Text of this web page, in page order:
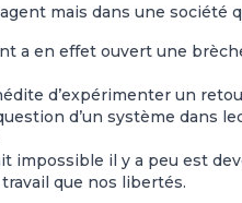
mais dans une société
a en effet ouvert une
d’expérimenter un
d’un système dans
impossible il y a peu est
que nos libertés.